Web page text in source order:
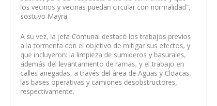
los vecinos y vecinas puedan circular con normalidad",
sostuvo Mayra.
A su vez, la jefa Comunal destacó los trabajos previos
a la tormenta con el objetivo de mitigar sus efectos, y
que incluyeron: la limpieza de sumideros y basurales,
además del levantamiento de ramas, y el trabajo en
calles anegadas, a través del área de Aguas y Cloacas,
las bases operativas y camiones desobstructores,
respectivamente.